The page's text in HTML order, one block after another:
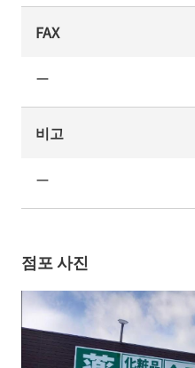
FAX
ー
비고
ー
점포 사진